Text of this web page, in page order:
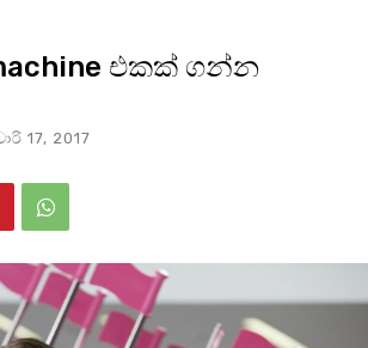
එකක් ගන්න
17, 2017